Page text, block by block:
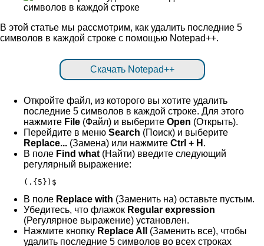
В этой статье мы рассмотрим, как удалить последние 5
символов в каждой строке с помощью Notepad++.
Скачать Notepad++
Откройте файл, из которого вы хотите удалить
последние 5 символов в каждой строке. Для этого
нажмите File (Файл) и выберите Open (Открыть).
Перейдите в меню Search (Поиск) и выберите
Replace... (Замена) или нажмите Ctrl + H .
В поле Find what (Найти) введите следующий
регулярный выражение:
(.{5})$
В поле Replace with (Заменить на) оставьте пустым.
Убедитесь, что флажок Regular expression
(Регулярное выражение) установлен.
Нажмите кнопку Replace All
(Заменить все), чтобы
удалить последние 5 символов во всех строках